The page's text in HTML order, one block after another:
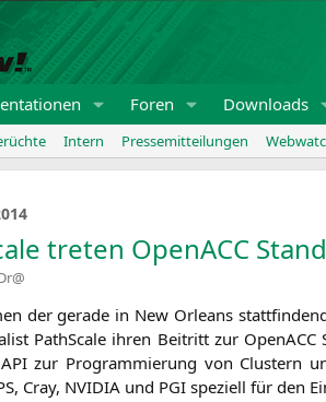
Foren Downloads
Intern Pressemitteilungen
treten OpenACC
der gera­de in New Orleans
PathSca­le ihren Bei­tritt zur
APIzur Pro­gram­mie­rung von Clus­tern
, Cray, NVIDIA und PGI spe­zi­ell für den